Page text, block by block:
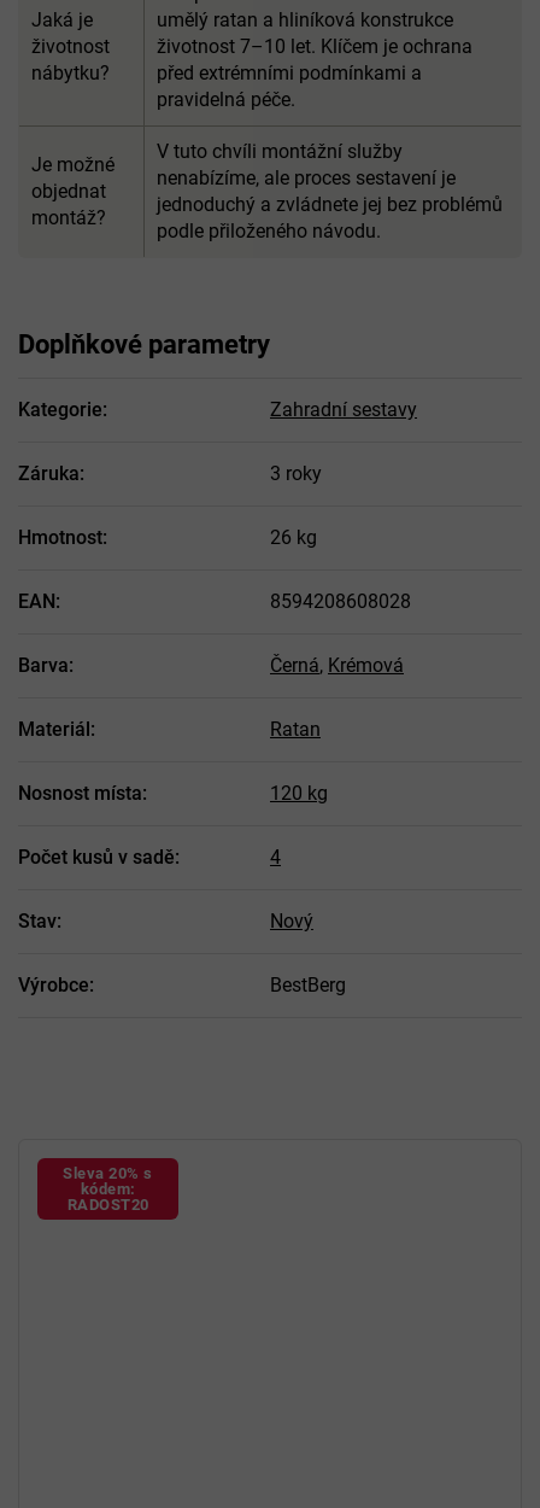
Jaká je
životnost
nábytku?
umělý ratan a hliníková konstrukce
životnost 7–10 let. Klíčem je ochrana
před extrémními podmínkami a
pravidelná péče.
Je možné
objednat
montáž?
V tuto chvíli montážní služby
nenabízíme, ale proces sestavení je
jednoduchý a zvládnete jej bez problémů
podle přiloženého návodu.
Doplňkové parametry
Kategorie: Zahradní sestavy
Záruka: 3 roky
Hmotnost: 26 kg
EAN: 8594208608028
Barva: Černá, Krémová
Materiál: Ratan
Nosnost místa: 120 kg
Počet kusů v sadě: 4
Stav: Nový
Výrobce: BestBerg
Sleva 20% s
kódem:
RADOST20